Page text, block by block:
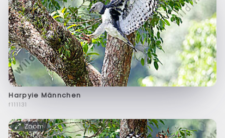
Harpyie Männchen
f111131
Zoom